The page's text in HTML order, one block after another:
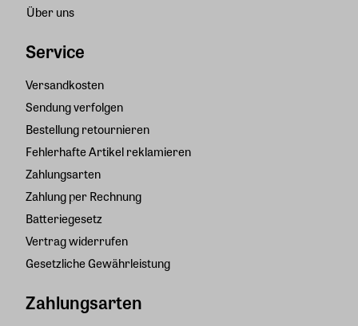
Über uns
Service
Versandkosten
Sendung verfolgen
Bestellung retournieren
Fehlerhafte Artikel reklamieren
Zahlungsarten
Zahlung per Rechnung
Batteriegesetz
Vertrag widerrufen
Gesetzliche Gewährleistung
Zahlungsarten